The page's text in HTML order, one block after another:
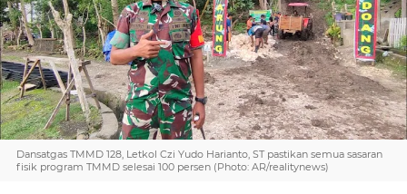
Dansatgas TMMD 128, Letkol Czi Yudo Harianto, ST pastikan semua sasaran
fisik program TMMD selesai 100 persen (Photo: AR/realitynews)